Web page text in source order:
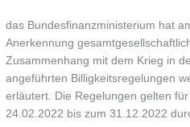
das Bundesfinanzministerium hat
Anerkennung
Zusammenhang mit dem Krieg in
angeführten Billigkeitsregelungen
erläutert. Die Regelungen gelten
24.02.2022 bis zum 31.12.2022